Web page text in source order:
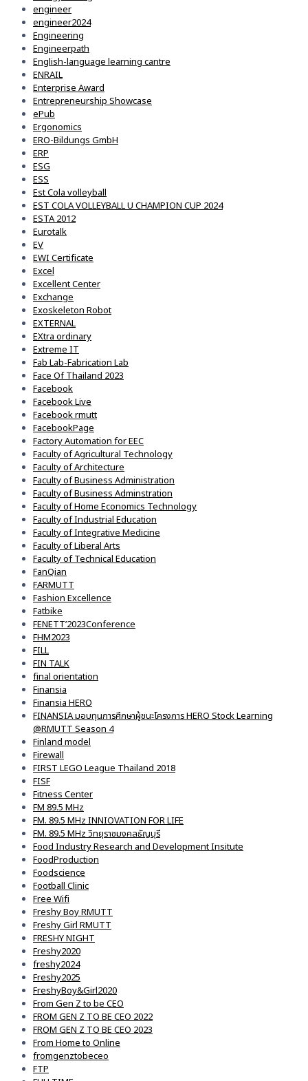
engineer
engineer2024
Engineering
Engineerpath
English-language learning cantre
ENRAIL
Enterprise Award
Entrepreneurship Showcase
ePub
Ergonomics
ERO-Bildungs GmbH
ERP
ESG
ESS
Est Cola volleyball
EST COLA VOLLEYBALL U CHAMPION CUP 2024
ESTA 2012
Eurotalk
EV
EWI Certificate
Excel
Excellent Center
Exchange
Exoskeleton Robot
EXTERNAL
EXtra ordinary
Extreme IT
Fab Lab-Fabrication Lab
Face Of Thailand 2023
Facebook
Facebook Live
Facebook rmutt
FacebookPage
Factory Automation for EEC
Faculty of Agricultural Technology
Faculty of Architecture
Faculty of Business Administration
Faculty of Business Adminstration
Faculty of Home Economics Technology
Faculty of Industrial Education
Faculty of Integrative Medicine
Faculty of Liberal Arts
Faculty of Technical Education
FanQian
FARMUTT
Fashion Excellence
Fatbike
FENETT’2023Conference
FHM2023
FILL
FIN TALK
final orientation
Finansia
Finansia HERO
FINANSIA มอบทุนการศึกษาผู้ชนะโครงการ HERO Stock Learning
@RMUTT Season 4
Finland model
Firewall
FIRST LEGO League Thailand 2018
FISF
Fitness Center
FM 89.5 MHz
FM. 89.5 MHz INNIOVATION FOR LIFE
FM. 89.5 MHz วิทยุราชมงคลธัญบุรี
Food Industry Research and Development Insitute
FoodProduction
Foodscience
Football Clinic
Free Wifi
Freshy Boy RMUTT
Freshy Girl RMUTT
FRESHY NIGHT
Freshy2020
freshy2024
Freshy2025
FreshyBoy&Girl2020
From Gen Z to be CEO
FROM GEN Z TO BE CEO 2022
FROM GEN Z TO BE CEO 2023
From Home to Online
fromgenztobeceo
FTP